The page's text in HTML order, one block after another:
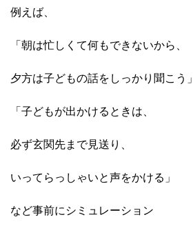
例えば、
「朝は忙しくて何もできないから、
夕方は子どもの話をしっかり聞こう」
「子どもが出かけるときは、
必ず玄関先まで見送り、
いってらっしゃいと声をかける」
など事前にシミュレーション